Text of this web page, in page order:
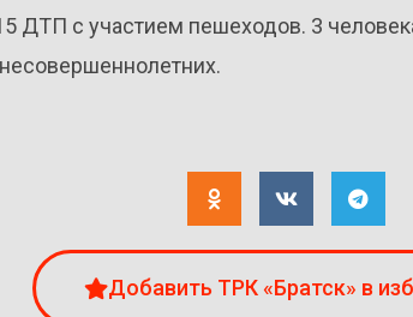
ДТП с участием пешеходов. 3
Добавить ТРК «Братск» в